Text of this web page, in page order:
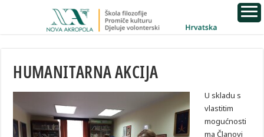
HUMANITARNA AKCIJA
U skladu s
vlastitim
mogućnosti
ma Članovi